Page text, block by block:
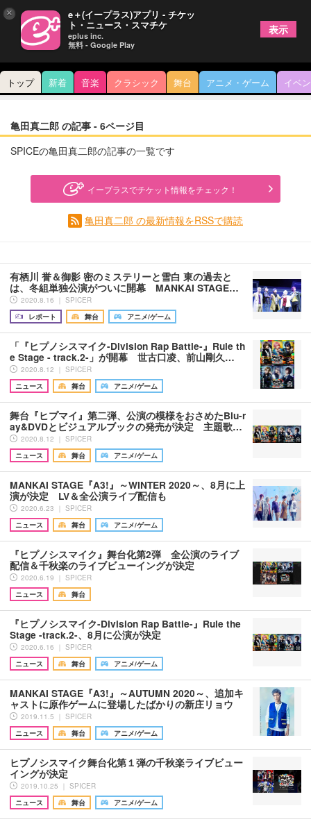
トップ 新着 音楽 クラシック 舞台 アニメ・ゲーム イベ
亀田真二郎 の記事 - 6ページ目
SPICEの亀田真二郎の記事の一覧です
イープラスでチケット情報をチェック！
亀田真二郎 の最新情報をRSSで購読
有栖川 誉＆御影 密のミステリーと雪白 東の過去と
は、冬組単独公演がついに開幕 MANKAI STAGE…
2020.8.16 ｜ SPICER
レポート
舞台 アニメ/ゲーム
「『ヒプノシスマイク-Division Rap Battle-』Rule th
e Stage - track.2-」が開幕 世古口凌、前山剛久…
2020.8.12 ｜ SPICER
ニュース
舞台 アニメ/ゲーム
舞台『ヒプマイ』第二弾、公演の模様をおさめたBlu-r
ay&DVDとビジュアルブックの発売が決定 主題歌…
2020.8.12 ｜ SPICER
ニュース
舞台 アニメ/ゲーム
MANKAI STAGE『A3!』～WINTER 2020～、8月に上
演が決定 LV＆全公演ライブ配信も
2020.6.23 ｜ SPICER
ニュース
舞台 アニメ/ゲーム
『ヒプノシスマイク』舞台化第2弾 全公演のライブ
配信＆千秋楽のライブビューイングが決定
2020.6.19 ｜ SPICER
ニュース
舞台
『ヒプノシスマイク-Division Rap Battle-』Rule the
Stage -track.2-、8月に公演が決定
2020.6.16 ｜ SPICER
ニュース
舞台 アニメ/ゲーム
MANKAI STAGE『A3!』～AUTUMN 2020～、追加キ
ャストに原作ゲームに登場したばかりの新庄リョウ
2019.11.5 ｜ SPICER
ニュース
舞台 アニメ/ゲーム
ヒプノシスマイク舞台化第１弾の千秋楽ライブビュー
イングが決定
2019.10.25 ｜ SPICER
ニュース
舞台 アニメ/ゲーム
× e＋(イープラス)アプリ - チケッ
ト・ニュース・スマチケ
eplus inc.
無料 - Google Play
表示